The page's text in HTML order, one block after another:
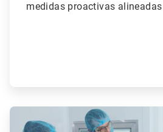
medidas proactivas
2